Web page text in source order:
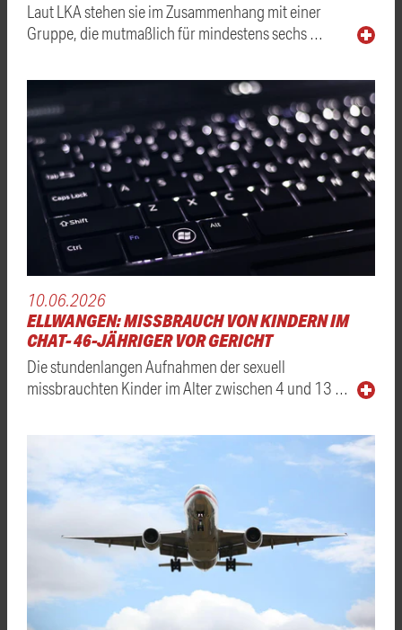
Laut LKA stehen sie im Zusammenhang mit einer
Gruppe, die mutmaßlich für mindestens sechs …
10.06.2026
ELLWANGEN: MISSBRAUCH VON KINDERN IM
CHAT- 46-JÄHRIGER VOR GERICHT
Die stundenlangen Aufnahmen der sexuell
missbrauchten Kinder im Alter zwischen 4 und 13 …